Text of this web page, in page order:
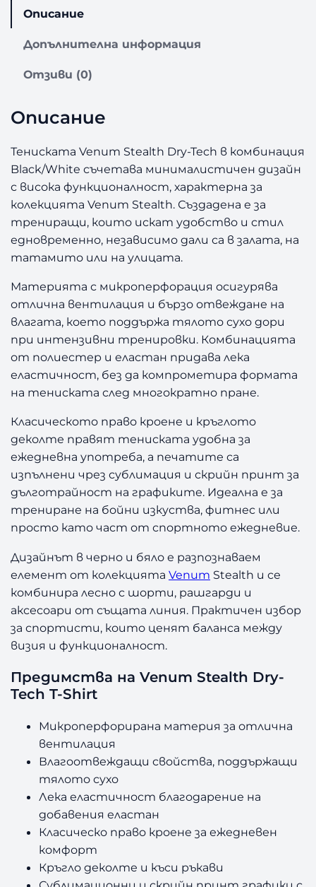
Описание
Допълнителна информация
Отзиви (0)
Описание
Тениската Venum Stealth Dry-Tech в комбинация
Black/White съчетава минималистичен дизайн
с висока функционалност, характерна за
колекцията Venum Stealth. Създадена е за
трениращи, които искат удобство и стил
едновременно, независимо дали са в залата, на
татамито или на улицата.
Материята с микроперфорация осигурява
отлична вентилация и бързо отвеждане на
влагата, което поддържа тялото сухо дори
при интензивни тренировки. Комбинацията
от полиестер и еластан придава лека
еластичност, без да компрометира формата
на тениската след многократно пране.
Класическото право кроене и кръглото
деколте правят тениската удобна за
ежедневна употреба, а печатите са
изпълнени чрез сублимация и скрийн принт за
дълготрайност на графиките. Идеална е за
трениране на бойни изкуства, фитнес или
просто като част от спортното ежедневие.
Дизайнът в черно и бяло е разпознаваем
елемент от колекциятаVenum Stealth и се
комбинира лесно с шорти, рашгарди и
аксесоари от същата линия. Практичен избор
за спортисти, които ценят баланса между
визия и функционалност.
Предимства на Venum Stealth Dry-
Tech T-Shirt
Микроперфорирана материя за отлична
вентилация
Влагоотвеждащи свойства, поддържащи
тялото сухо
Лека еластичност благодарение на
добавения еластан
Класическо право кроене за ежедневен
комфорт
Кръгло деколте и къси ръкави